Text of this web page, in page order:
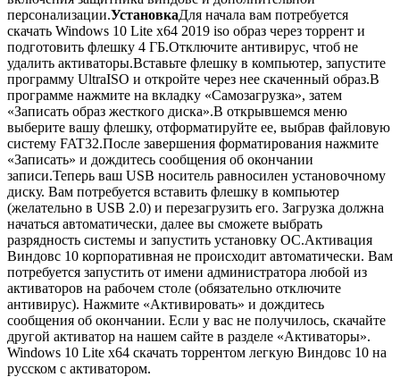
персонализации.УстановкаДля начала вам потребуется
скачать Windows 10 Lite x64 2019 iso образ через торрент и
подготовить флешку 4 ГБ.Отключите антивирус, чтоб не
удалить активаторы.Вставьте флешку в компьютер, запустите
программу UltraISO и откройте через нее скаченный образ.В
программе нажмите на вкладку «Самозагрузка», затем
«Записать образ жесткого диска».В открывшемся меню
выберите вашу флешку, отформатируйте ее, выбрав файловую
систему FAT32.После завершения форматирования нажмите
«Записать» и дождитесь сообщения об окончании
записи.Теперь ваш USB носитель равносилен установочному
диску. Вам потребуется вставить флешку в компьютер
(желательно в USB 2.0) и перезагрузить его. Загрузка должна
начаться автоматически, далее вы сможете выбрать
разрядность системы и запустить установку ОС.Активация
Виндовс 10 корпоративная не происходит автоматически. Вам
потребуется запустить от имени администратора любой из
активаторов на рабочем столе (обязательно отключите
антивирус). Нажмите «Активировать» и дождитесь
сообщения об окончании. Если у вас не получилось, скачайте
другой активатор на нашем сайте в разделе «Активаторы».
Windows 10 Lite x64 скачать торрентом легкую Виндовс 10 на
русском с активатором.